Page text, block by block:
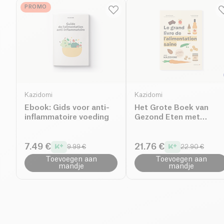
PROMO
Kazidomi
Ebook: Gids voor anti-
inflammatoire voeding
7.49 € 9.99 €
Toevoegen aan
mandje
Kazidomi
Het Grote Boek van
Gezond Eten met
21.76 € 22.90 €
Toevoegen aan
mandje